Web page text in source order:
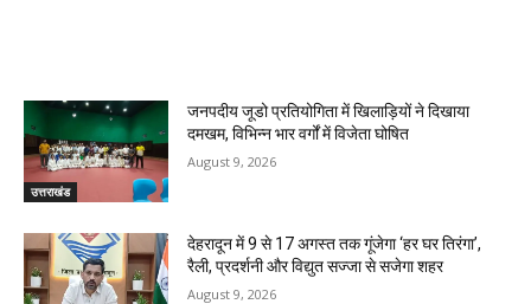
उत्तराखंड
जनपदीय जूडो प्रतियोगिता में खिलाड़ियों ने दिखाया
दमखम, विभिन्न भार वर्गों में विजेता घोषित
August 9, 2026
देहरादून में 9 से 17 अगस्त तक गूंजेगा ‘हर घर तिरंगा’,
रैली, प्रदर्शनी और विद्युत सज्जा से सजेगा शहर
August 9, 2026